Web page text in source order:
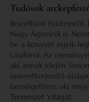
Tudósok
Beszéltünk
Nagy Ágnesről is.
be a könyvét egyik
Lászlóról. Az
aki annak idején
ismeretterjesztő
beszélgettem, aki
Természet Világát.